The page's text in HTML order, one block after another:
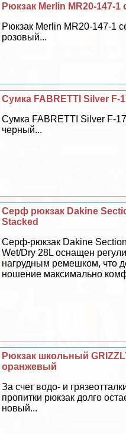
Рюкзак Merlin MR20-147-
Рюкзак Merlin MR20-147-1
розовый...
Сумка FABRETTI Silver F-
Сумка FABRETTI Silver F-
черный...
Серф рюкзак Dakine
Stacked
Серф-рюкзак Dakine
Wet/Dry 28L оснащен
нагрудным ремешком, что
ношение максимально
Рюкзак школьный
оранжевый
За счет водо- и
пропитки рюкзак долго
новый...